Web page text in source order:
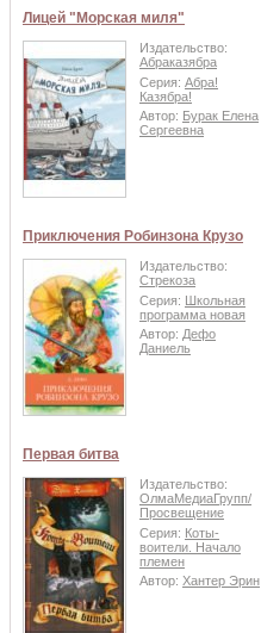
Лицей "Морская миля"
Издательство:
Абраказябра
Серия: Абра!
Казябра!
Автор: Бурак Елена
Сергеевна
Приключения Робинзона Крузо
Издательство:
Стрекоза
Серия: Школьная
программа новая
Автор: Дефо
Даниель
Первая битва
Издательство:
ОлмаМедиаГрупп/
Просвещение
Серия: Коты-
воители. Начало
племен
Автор: Хантер Эрин